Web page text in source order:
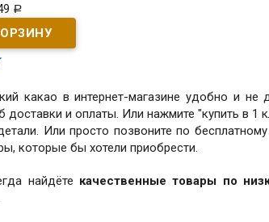
Р
какао в интернет-магазине удобно и
доставки и оплаты. Или нажмите "купить в
Или просто позвоните по
которые бы хотели приобрести.
найдёте качественные товары по